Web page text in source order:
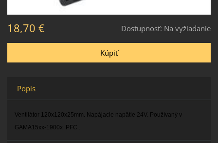
Dostupnosť: Na vyžiadanie
18,70 €
Popis
Ventilátor 120x120x25mm. Napájacie napätie 24V. Používaný v
GAMA15xx-1900x PFC .